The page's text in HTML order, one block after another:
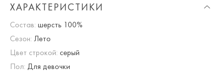
ХАРАКТЕРИСТИКИ
Состав: шерсть 100%
Сезон: Лето
Цвет строкой: серый
Пол: Для девочки